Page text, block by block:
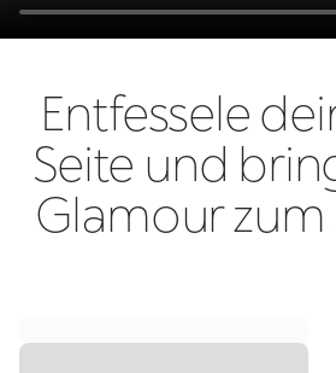
Entfessele
Seite und
Glamour zum